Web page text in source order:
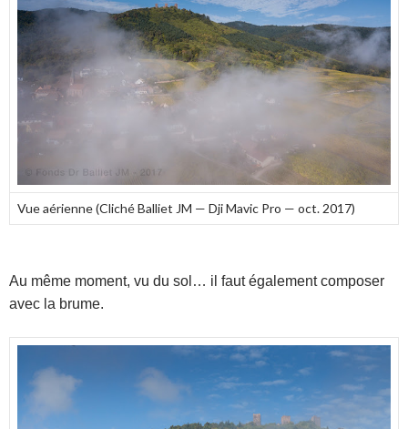
Vue aérienne (Cliché Balliet JM — Dji Mavic Pro — oct. 2017)
Au même moment, vu du sol… il faut également composer
avec la brume.